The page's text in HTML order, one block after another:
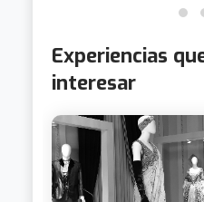
Experiencias
interesar